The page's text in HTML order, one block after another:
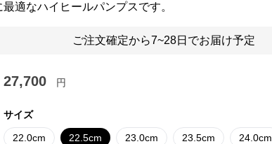
最適なハイヒールパンプスです。
ご注文確定から7~28日でお届け予定
27,700 円
サイズ
22.0cm 22.5cm 23.0cm 23.5cm 24.0cm